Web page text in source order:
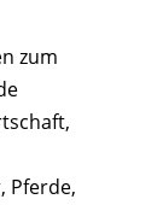
zum
Pferde,